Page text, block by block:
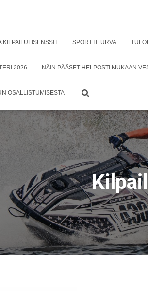
KILPAILULISENSSIT SPORTTITURVA
2026 NÄIN PÄÄSET HELPOSTI MUKAAN
OSALLISTUMISESTA